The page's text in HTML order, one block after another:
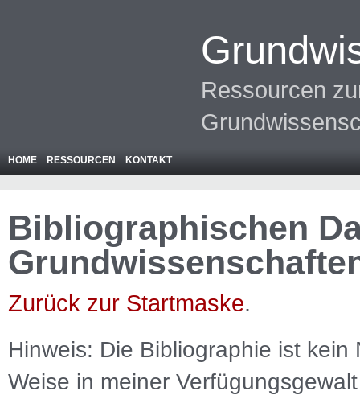
Ressourcen
HOME RESSOURCEN KONTAKT
Bibliographischen
Zurück zur Startmaske.
Hinweis: Die Bibliographie ist kein
Weise in meiner